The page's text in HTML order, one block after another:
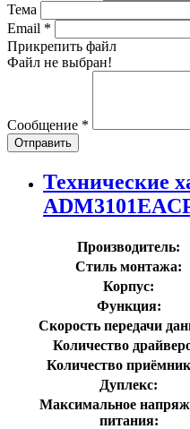
Тема
Email *
Прикрепить файл
Файл не выбран!
Сообщение *
Отправить
Технические
Производитель:
Стиль монтажа:
Корпус:
Функция:
Скорость передачи
Количество
Количество
Дуплекс:
Максимальное
питания: